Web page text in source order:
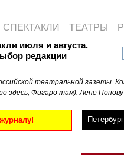
театральной газеты.
здесь, Фигаро там). Лене
июля и августа.
редакции
СПЕКТАКЛИ ТЕАТРЫ